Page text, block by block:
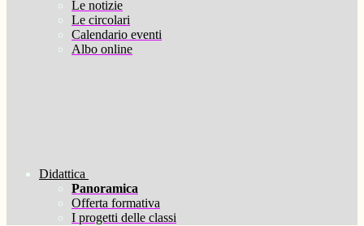
Le notizie
Le circolari
Calendario eventi
Albo online
Didattica
Panoramica
Offerta formativa
I progetti delle classi